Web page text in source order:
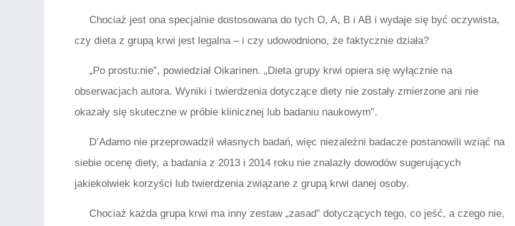
Chociaż jest ona specjalnie dostosowana do tych O, A, B i AB i wydaje się być oczywista,
czy dieta z grupą krwi jest legalna – i czy udowodniono, że faktycznie działa?
„Po prostu:nie”, powiedział Oikarinen. „Dieta grupy krwi opiera się wyłącznie na
obserwacjach autora. Wyniki i twierdzenia dotyczące diety nie zostały zmierzone ani nie
okazały się skuteczne w próbie klinicznej lub badaniu naukowym”.
D’Adamo nie przeprowadził własnych badań, więc niezależni badacze postanowili wziąć na
siebie ocenę diety, a badania z 2013 i 2014 roku nie znalazły dowodów sugerujących
jakiekolwiek korzyści lub twierdzenia związane z grupą krwi danej osoby.
Chociaż każda grupa krwi ma inny zestaw „zasad” dotyczących tego, co jeść, a czego nie,